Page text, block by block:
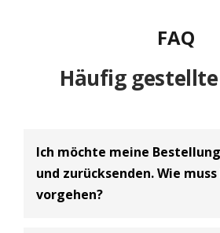
FAQ
Häufig
Ich möchte meine
und zurücksenden. Wie muss
vorgehen?